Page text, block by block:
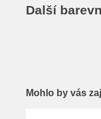
Další
Mohlo by vás